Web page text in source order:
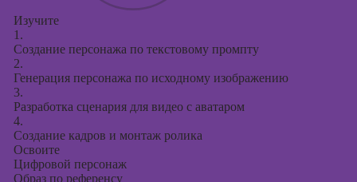
Изучите
1.
Создание персонажа по текстовому промпту
2.
Генерация персонажа по исходному изображению
3.
Разработка сценария для видео с аватаром
4.
Создание кадров и монтаж ролика
Освоите
Цифровой персонаж
Образ по референсу